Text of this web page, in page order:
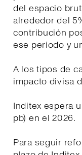
del espacio
alrededor del
contribución
ese periodo y
A los tipos de
impacto divisa
Inditex espera
pb) en el 2026.
Para seguir